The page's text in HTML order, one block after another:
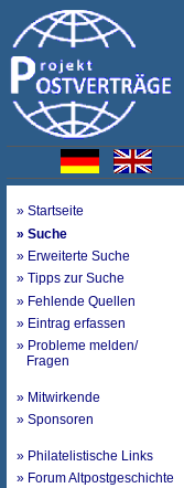
» Startseite
» Suche
» Erweiterte Suche
» Tipps zur Suche
» Fehlende Quellen
» Eintrag erfassen
» Probleme melden/
Fragen
» Mitwirkende
» Sponsoren
» Philatelistische Links
» Forum Altpostgeschichte